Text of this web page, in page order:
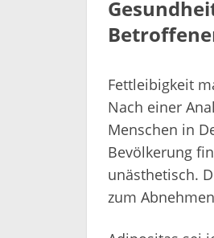
Fettleibigkeit
Nach einer
Menschen in
Bevölkerung
unästhetisch.
zum